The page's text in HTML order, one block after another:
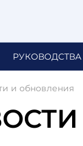
РУКОВОДСТВА
и обновления